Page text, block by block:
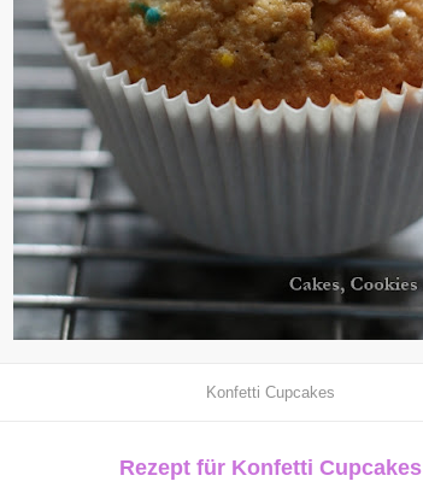
Konfetti Cupcakes
Rezept für Konfetti Cupcakes